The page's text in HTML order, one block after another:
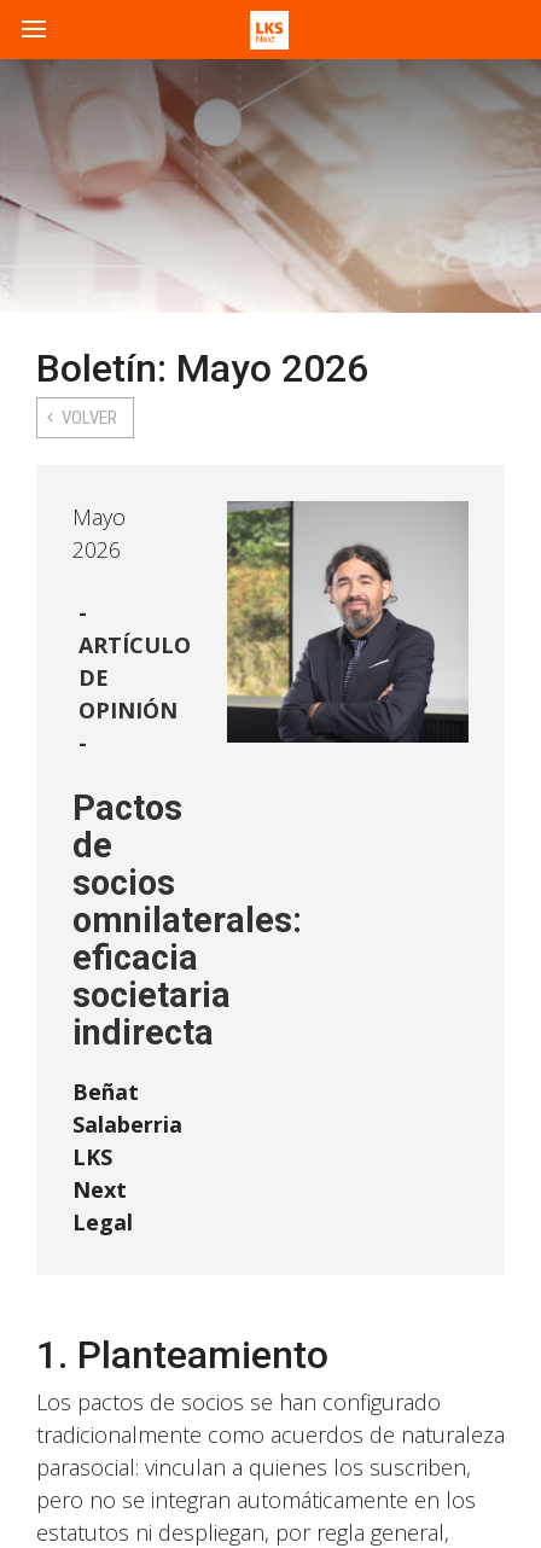
Boletín: Mayo 2026
VOLVER
Mayo
2026
ARTÍCULO
DE
OPINIÓN
-
Pactos
de
socios
omnilaterales:
eficacia
societaria
indirecta
Beñat
Salaberria
LKS
Next
Legal
1. Planteamiento
Los pactos de socios se han configurado
tradicionalmente como acuerdos de naturaleza
parasocial: vinculan a quienes los suscriben,
pero no se integran automáticamente en los
estatutos ni despliegan, por regla general,